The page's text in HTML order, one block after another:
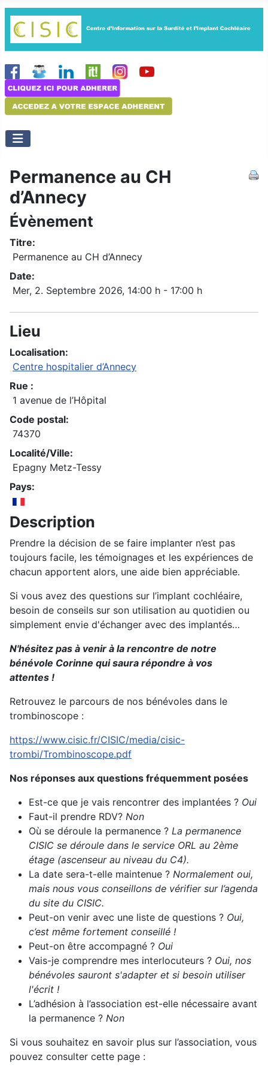
Permanence au CH
d’Annecy
Évènement
Titre:
Permanence au CH d’Annecy
Date:
Mer, 2. Septembre 2026, 14:00 h - 17:00 h
Lieu
Localisation:
Centre hospitalier d’Annecy
Rue :
1 avenue de l’Hôpital
Code postal:
74370
Localité/Ville:
Epagny Metz-Tessy
Pays:
Description
Prendre la décision de se faire implanter n’est pas
toujours facile, les témoignages et les expériences de
chacun apportent alors, une aide bien appréciable.
Si vous avez des questions sur l’implant cochléaire,
besoin de conseils sur son utilisation au quotidien ou
simplement envie d'échanger avec des implantés…
N'hésitez pas à venir à la rencontre de notre
bénévole Corinne qui saura répondre à vos
attentes !
Retrouvez le parcours de nos bénévoles dans le
trombinoscope :
https://www.cisic.fr/CISIC/media/cisic-
trombi/Trombinoscope.pdf
Nos réponses aux questions fréquemment posées
Est-ce que je vais rencontrer des implantées ? Oui
Faut-il prendre RDV? Non
Où se déroule la permanence ? La permanence
CISIC se déroule dans le service ORL au 2ème
étage (ascenseur au niveau du C4).
La date sera-t-elle maintenue ? Normalement oui,
mais nous vous conseillons de vérifier sur l’agenda
du site du CISIC.
Peut-on venir avec une liste de questions ? Oui,
c’est même fortement conseillé !
Peut-on être accompagné ? Oui
Vais-je comprendre mes interlocuteurs ? Oui, nos
bénévoles sauront s'adapter et si besoin utiliser
l'écrit !
L’adhésion à l’association est-elle nécessaire avant
la permanence ? Non
Si vous souhaitez en savoir plus sur l’association, vous
pouvez consulter cette page :